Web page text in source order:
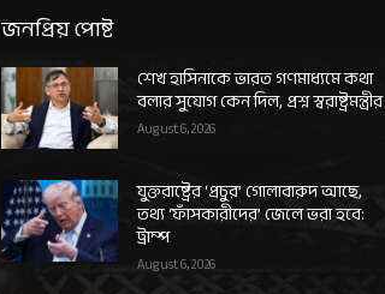
জনপ্রিয় পোষ্ট
শেখ হাসিনাকে ভারত গণমাধ্যমে কথা
বলার সুযোগ কেন দিল, প্রশ্ন স্বরাষ্ট্রমন্ত্রীর
August 6, 2026
যুক্তরাষ্ট্রের ‘প্রচুর’ গোলাবারুদ আছে,
তথ্য ‘ফাঁসকারীদের’ জেলে ভরা হবে:
ট্রাম্প
August 6, 2026